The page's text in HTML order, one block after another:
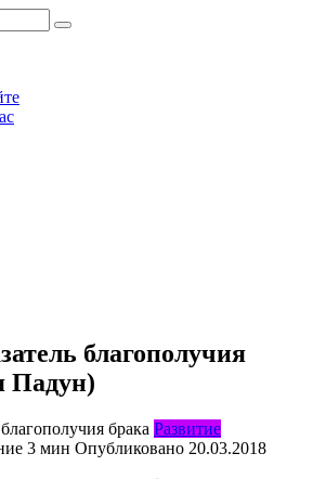
благополучия
Падун)
Развитие
3 мин Опубликовано 20.03.2018